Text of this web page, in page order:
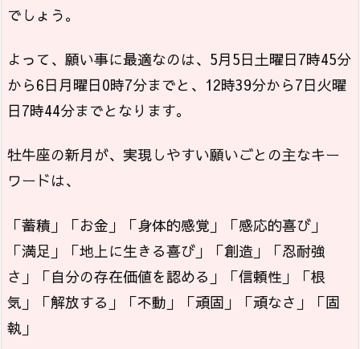
でしょう。
よって、願い事に最適なのは、5月5日土曜日7時45分
から6日月曜日0時7分までと、12時39分から7日火曜
日7時44分までとなります。
牡牛座の新月が、実現しやすい願いごとの主なキー
ワードは、
「蓄積」「お金」「身体的感覚」「感応的喜び」
「満足」「地上に生きる喜び」「創造」「忍耐強
さ」「自分の存在価値を認める」「信頼性」「根
気」「解放する」「不動」「頑固」「頑なさ」「固
執」